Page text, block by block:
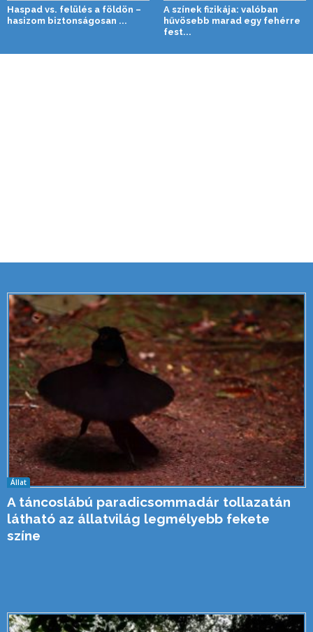
Haspad vs. felülés a földön –
hasizom biztonságosan ...
A színek fizikája: valóban
hűvösebb marad egy fehérre
fest...
Állat
A táncoslábú paradicsommadár tollazatán
látható az állatvilág legmélyebb fekete
színe